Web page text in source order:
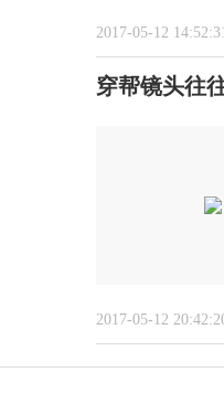
2017-05-12 14:52:31
穿帮镜头往
2017-05-12